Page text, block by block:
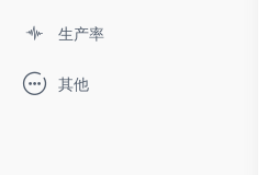
生产率
其他